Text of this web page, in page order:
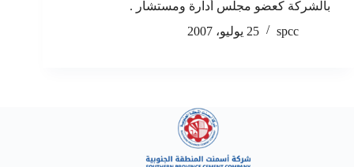
بالشركة كعضو مجلس أدارة ومستشار .
spcc
25 يوليو، 2007